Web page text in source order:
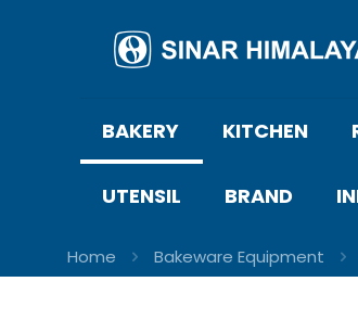
BAKERY KITCHEN
UTENSIL BRAND
Home Bakeware Equipment